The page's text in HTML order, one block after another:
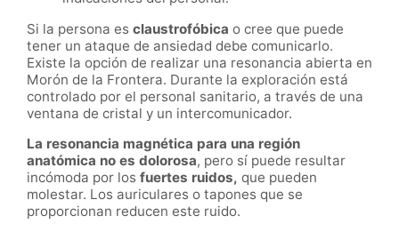
Si la persona es claustrofóbica o cree que puede
tener un ataque de ansiedad debe comunicarlo.
Existe la opción de realizar una resonancia abierta en
Morón de la Frontera. Durante la exploración está
controlado por el personal sanitario, a través de una
ventana de cristal y un intercomunicador.
La resonancia magnética para una región
anatómica no es dolorosa, pero sí puede resultar
incómoda por los fuertes ruidos, que pueden
molestar. Los auriculares o tapones que se
proporcionan reducen este ruido.